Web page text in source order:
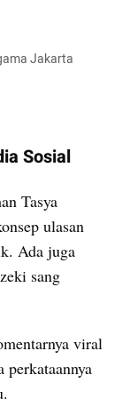
Jakarta
Sosial
Tasya
ulasan
Ada juga
sang
viral